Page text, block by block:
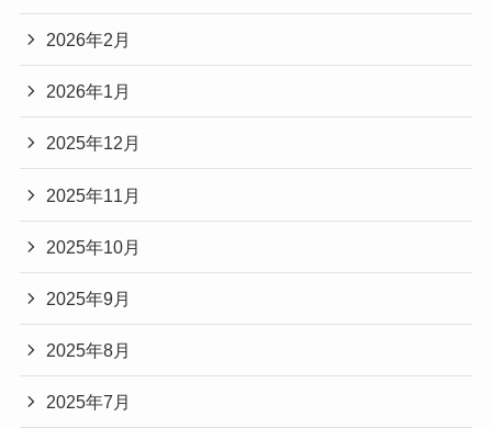
2026年2月
2026年1月
2025年12月
2025年11月
2025年10月
2025年9月
2025年8月
2025年7月